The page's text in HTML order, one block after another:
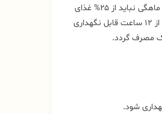
بودن محصول با پروتیین، میزان مصرف آن بعد از یک ماهگی نباید از ۲۵% غذای
روزانه پرنده بیشتر باشد؛ خوراک مرطوب مرطوب بیش از ۱۲ ساعت قابل نگهداری
مصرف گردد.